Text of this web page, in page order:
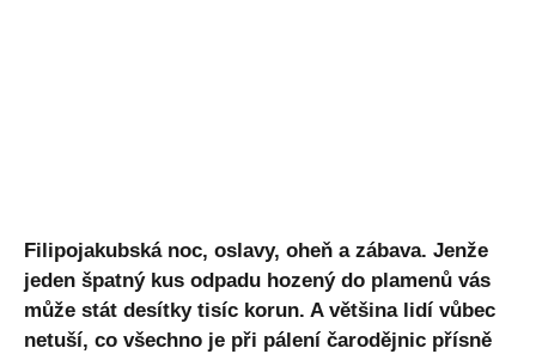
Filipojakubská noc, oslavy, oheň a zábava. Jenže
jeden špatný kus odpadu hozený do plamenů vás
může stát desítky tisíc korun. A většina lidí vůbec
netuší, co všechno je při pálení čarodějnic přísně